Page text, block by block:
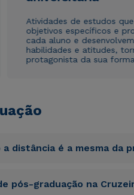
Atividades de estudos
objetivos específicos e
cada aluno e
habilidades e atitudes,
protagonista da sua
distância é a mesma da
veritatis et quasi architecto
pós-graduação na
Estou de acordo
autorizo que meus
Estou de acordo
autorizo que meus